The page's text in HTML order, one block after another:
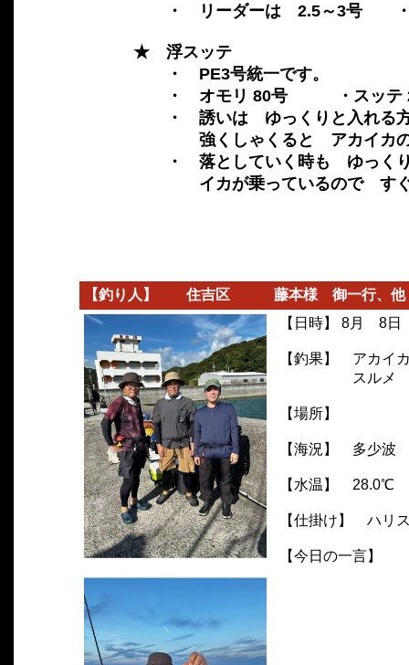
・ リーダーは 2.5～3号 ・
★ 浮スッテ
・ PE3号統一です。
・ オモリ 80号 ・スッテ
・ 誘いは ゆっくりと入れる方が
強くしゃくると アカイカの足
・ 落としていく時も ゆっくり、
イカが乗っているので すぐに
【釣り人】 住吉区 藤本様 御一行、他
【日時】 8月 8日
【釣果】 ア
ス
【場所】
【海況】 多少波
【水温】 28.0℃
【仕掛け】 ハ
【今日の一言】